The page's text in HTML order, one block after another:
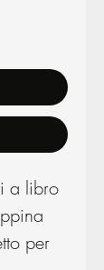
a libro
per